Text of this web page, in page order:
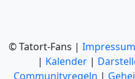
© Tatort-Fans | Impressum
| Kalender |
Communityregeln |